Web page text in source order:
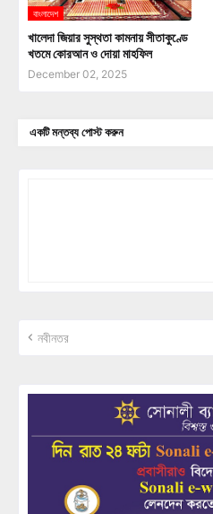
বাংলাদেশ
খালেদা জিয়ার সুস্থতা কামনায় সীতাকুণ্ডে
খতমে কোরআন ও দোয়া মাহফিল
December 02, 2025
একটি মন্তব্য পোস্ট করুন
নবীনতর